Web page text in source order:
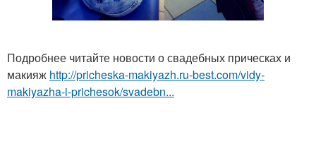
Подробнее читайте новости о свадебных прическах и
макияж http://pricheska-makiyazh.ru-best.com/vidy-
makiyazha-i-prichesok/svadebn...